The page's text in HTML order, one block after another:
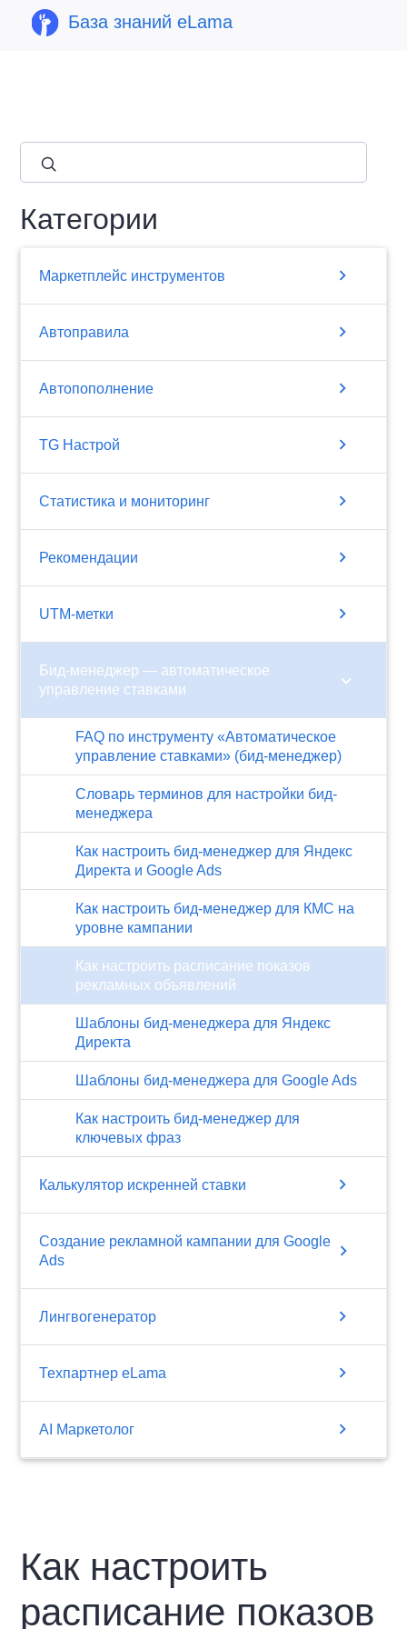
База знаний eLama
Категории
Маркетплейс инструментов chevron_right
Автоправила chevron_right
Автопополнение chevron_right
TG Настрой chevron_right
Статистика и мониторинг chevron_right
Рекомендации chevron_right
UTM-метки chevron_right
Бид-менеджер — автоматическое
управление ставками
chevron_right
FAQ по инструменту «Автоматическое
управление ставками» (бид-менеджер)
Словарь терминов для настройки бид-
менеджера
Как настроить бид-менеджер для Яндекс
Директа и Google Ads
Как настроить бид-менеджер для КМС на
уровне кампании
Как настроить расписание показов
рекламных объявлений
Шаблоны бид-менеджера для Яндекс
Директа
Шаблоны бид-менеджера для Google Ads
Как настроить бид-менеджер для
ключевых фраз
Калькулятор искренней ставки chevron_right
Создание рекламной кампании для Google
Ads
chevron_right
Лингвогенератор chevron_right
Техпартнер eLama chevron_right
AI Маркетолог chevron_right
Как настроить
расписание показов